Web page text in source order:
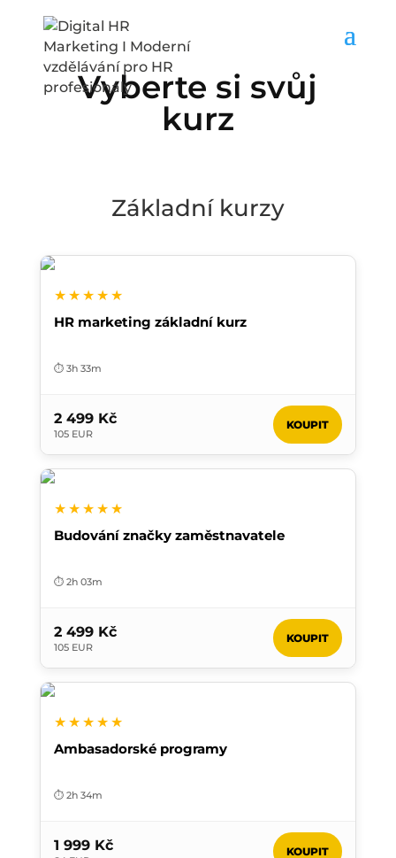
Vyberte si svůj
kurz
Základní kurzy
★★★★★
HR marketing základní kurz
⏱️ 3h 33m
2 499 Kč
105 EUR
KOUPIT
★★★★★
Budování značky zaměstnavatele
⏱️ 2h 03m
2 499 Kč
105 EUR
KOUPIT
★★★★★
Ambasadorské programy
⏱️ 2h 34m
1 999 Kč KOUPIT